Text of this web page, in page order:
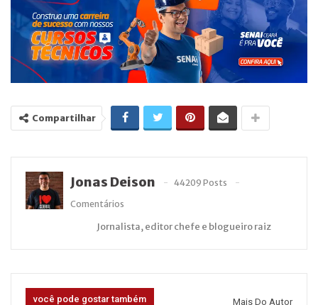
Compartilhar
Jonas Deison
44209 Posts
Comentários
Jornalista, editor chefe e blogueiro raiz
você pode gostar também Mais Do Autor